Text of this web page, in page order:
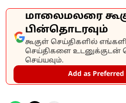
மாலைமலரை
பின்தொடரவும்
கூகுள் செய்திகளில்
செய்திகளை உடனுக்குடன்
செய்யவும்.
Add as Preferred